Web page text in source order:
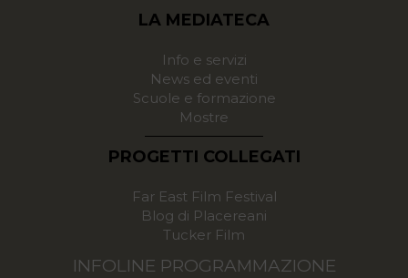
LA MEDIATECA
Info e servizi
News ed eventi
Scuole e formazione
Mostre
PROGETTI COLLEGATI
Far East Film Festival
Blog di Placereani
Tucker Film
INFOLINE PROGRAMMAZIONE